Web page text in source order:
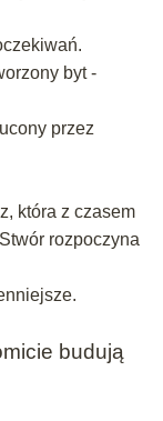
byt -
przez
która z czasem
rozpoczyna
budują